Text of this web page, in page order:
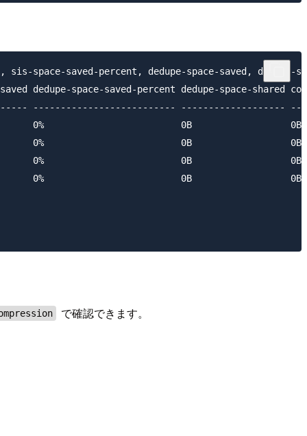
saved-percent, dedupe-space-saved, dedupe-
space-saved-percent dedupe-space-shared
-------------------------- -------------------
0%                         0B
0%                         0B
0%                         0B
0%                         0B
で確認できます。